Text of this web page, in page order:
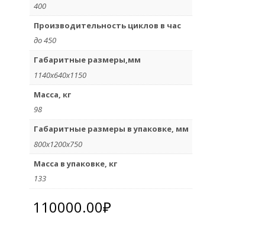
400
Производительность циклов в час
до 450
Габаритные размеры,мм
1140x640x1150
Масса, кг
98
Габаритные размеры в упаковке, мм
800x1200x750
Масса в упаковке, кг
133
110000.00₽